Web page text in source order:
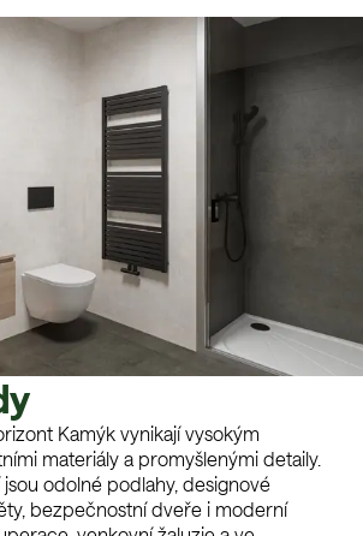
Kamýk vynikají vysokým
materiály a promyšlenými detaily.
odolné podlahy, designové
bezpečnostní dveře i moderní